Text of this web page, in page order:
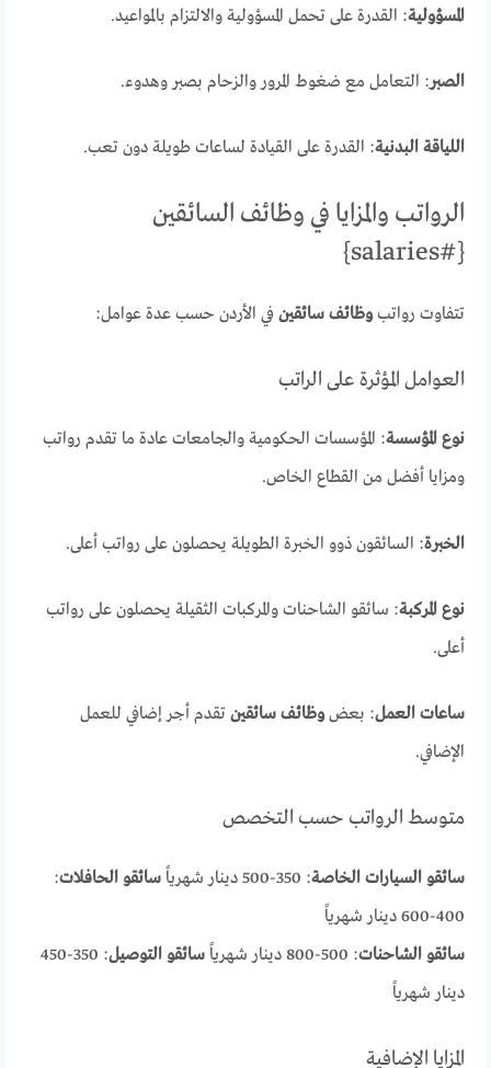
المسؤولية: القدرة على تحمل المسؤولية والالتزام بالمواعيد.
الصبر: التعامل مع ضغوط المرور والزحام بصبر وهدوء.
اللياقة البدنية: القدرة على القيادة لساعات طويلة دون تعب.
الرواتب والمزايا في وظائف السائقين
{#salaries}
تتفاوت رواتبوظائف سائقين في الأردن حسب عدة عوامل:
العوامل المؤثرة على الراتب
نوع المؤسسة: المؤسسات الحكومية والجامعات عادة ما تقدم رواتب
ومزايا أفضل من القطاع الخاص.
الخبرة: السائقون ذوو الخبرة الطويلة يحصلون على رواتب أعلى.
نوع المركبة: سائقو الشاحنات والمركبات الثقيلة يحصلون على رواتب
أعلى.
ساعات العمل: بعضوظائف سائقين تقدم أجر إضافي للعمل
الإضافي.
متوسط الرواتب حسب التخصص
سائقو السيارات الخاصة: 350-500 دينار شهرياً سائقو الحافلات:
400-600 دينار شهرياً
سائقو الشاحنات: 500-800 دينار شهرياً سائقو التوصيل
: 350-450
دينار شهرياً
المزايا الإضافية